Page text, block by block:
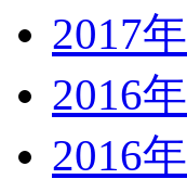
2017
2016
2016